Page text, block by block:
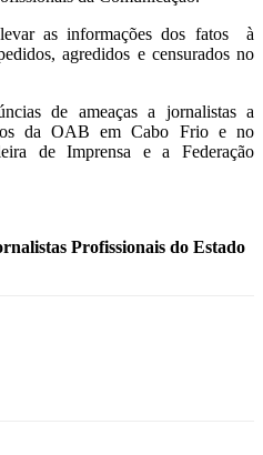
as informações dos fatos à
agredidos e censurados no
de ameaças a jornalistas a
da OAB em Cabo Frio e no
de Imprensa e a Federação
Profissionais do Estado